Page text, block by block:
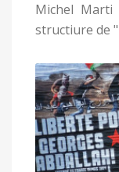
Michel Marti
structiure de